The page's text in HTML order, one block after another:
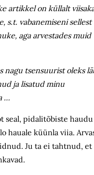
artikkel on küllalt
s.t. vabanemiseni sellest
aga arvestades muid
nagu tsensuurist oleks
ja lisatud minu
…
seal, pidalitõbiste haudu
hauale küünla viia.
Ju ta ei tahtnud, et